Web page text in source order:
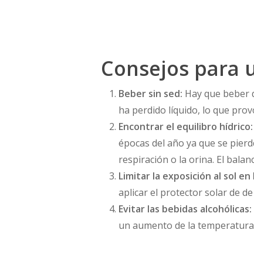
Consejos para
Beber sin sed: Hay que beber
ha perdido líquido, lo que
Encontrar el equilibro hídrico:
épocas del año ya que se
respiración o la orina. El
Limitar la exposición al sol
aplicar el protector solar de
Evitar las bebidas alcohólicas:
un aumento de la